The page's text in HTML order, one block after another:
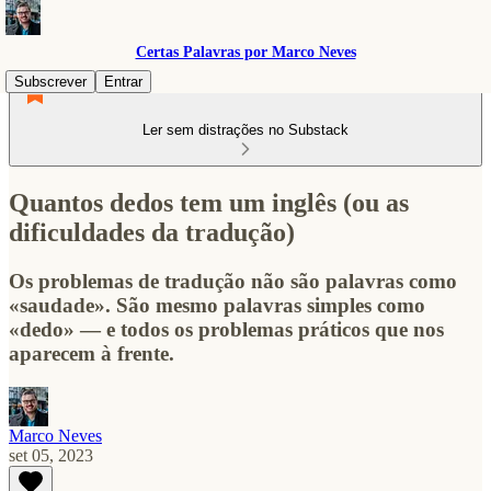
Certas Palavras por Marco Neves
Subscrever
Entrar
Ler sem distrações no Substack
Quantos dedos tem um inglês (ou as
dificuldades da tradução)
Os problemas de tradução não são palavras como
«saudade». São mesmo palavras simples como
«dedo» — e todos os problemas práticos que nos
aparecem à frente.
Marco Neves
set 05, 2023